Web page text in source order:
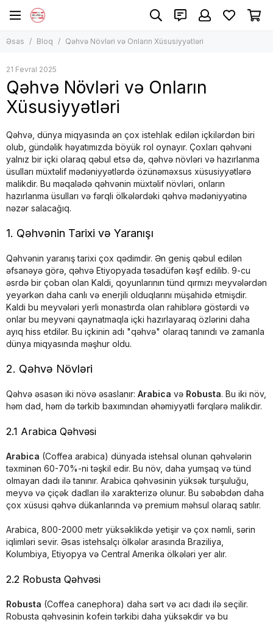
Əsas Bloq Qəhvə Növləri və Onların Xüsusiyyətləri
21 Fevral 2025
Qəhvə Növləri və Onların
Xüsusiyyətləri
Qəhvə, dünya miqyasında ən çox istehlak edilən içkilərdən biri
olub, gündəlik həyatımızda böyük rol oynayır. Çoxları qəhvəni
yalnız bir içki olaraq qəbul etsə də, qəhvə növləri və hazırlanma
üsulları müxtəlif mədəniyyətlərdə özünəməxsus xüsusiyyətlərə
malikdir. Bu məqalədə qəhvənin müxtəlif növləri, onların
hazırlanma üsulları və fərqli ölkələrdəki qəhvə mədəniyyətinə
nəzər salacağıq.
1. Qəhvənin Tarixi və Yaranışı
Qəhvənin yaranış tarixi çox qədimdir. Ən geniş qəbul edilən
əfsanəyə görə, qəhvə Etiyopyada təsadüfən kəşf edilib. 9-cu
əsrdə bir çoban olan Kaldi, qoyunlarının tünd qırmızı meyvələrdən
yeyərkən daha canlı və enerjili olduqlarını müşahidə etmişdir.
Kaldi bu meyvələri yerli monastırda olan rahiblərə göstərdi və
onlar bu meyvəni qaynatmaqla içki hazırlayaraq özlərini daha
ayıq hiss etdilər. Bu içkinin adı "qəhvə" olaraq tanındı və zamanla
dünya miqyasında məşhur oldu.
2. Qəhvə Növləri
Qəhvə əsasən iki növə əsaslanır: Arabica və Robusta. Bu iki növ,
həm dad, həm də tərkib baxımından əhəmiyyətli fərqlərə malikdir.
2.1 Arabica Qəhvəsi
Arabica (Coffea arabica) dünyada istehsal olunan qəhvələrin
təxminən 60-70%-ni təşkil edir. Bu növ, daha yumşaq və tünd
olmayan dadı ilə tanınır. Arabica qəhvəsinin yüksək turşuluğu,
meyvə və çiçək dadları ilə xarakterizə olunur. Bu səbəbdən daha
çox xüsusi qəhvə dükanlarında və premium məhsul olaraq satılır.
Arabica, 800-2000 metr yüksəklikdə yetişir və çox nəmli, sərin
iqlimləri sevir. Əsas istehsalçı ölkələr arasında Braziliya,
Kolumbiya, Etiyopya və Central Amerika ölkələri yer alır.
2.2 Robusta Qəhvəsi
Robusta (Coffea canephora) daha sərt və acı dadı ilə seçilir.
Robusta qəhvəsinin kofein tərkibi daha yüksəkdir və bu